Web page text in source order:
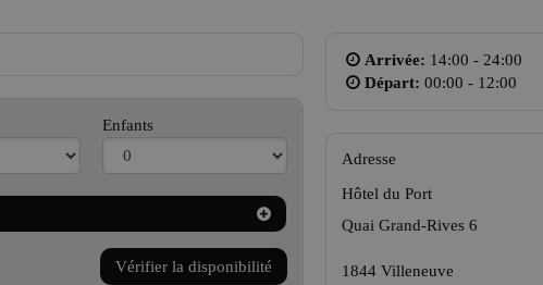
Enfants
Vérifier la disponibilité
Arrivée: 14:00 - 24:00
Départ: 00:00 - 12:00
Adresse
Hôtel du Port
Quai Grand-Rives 6
1844 Villeneuve